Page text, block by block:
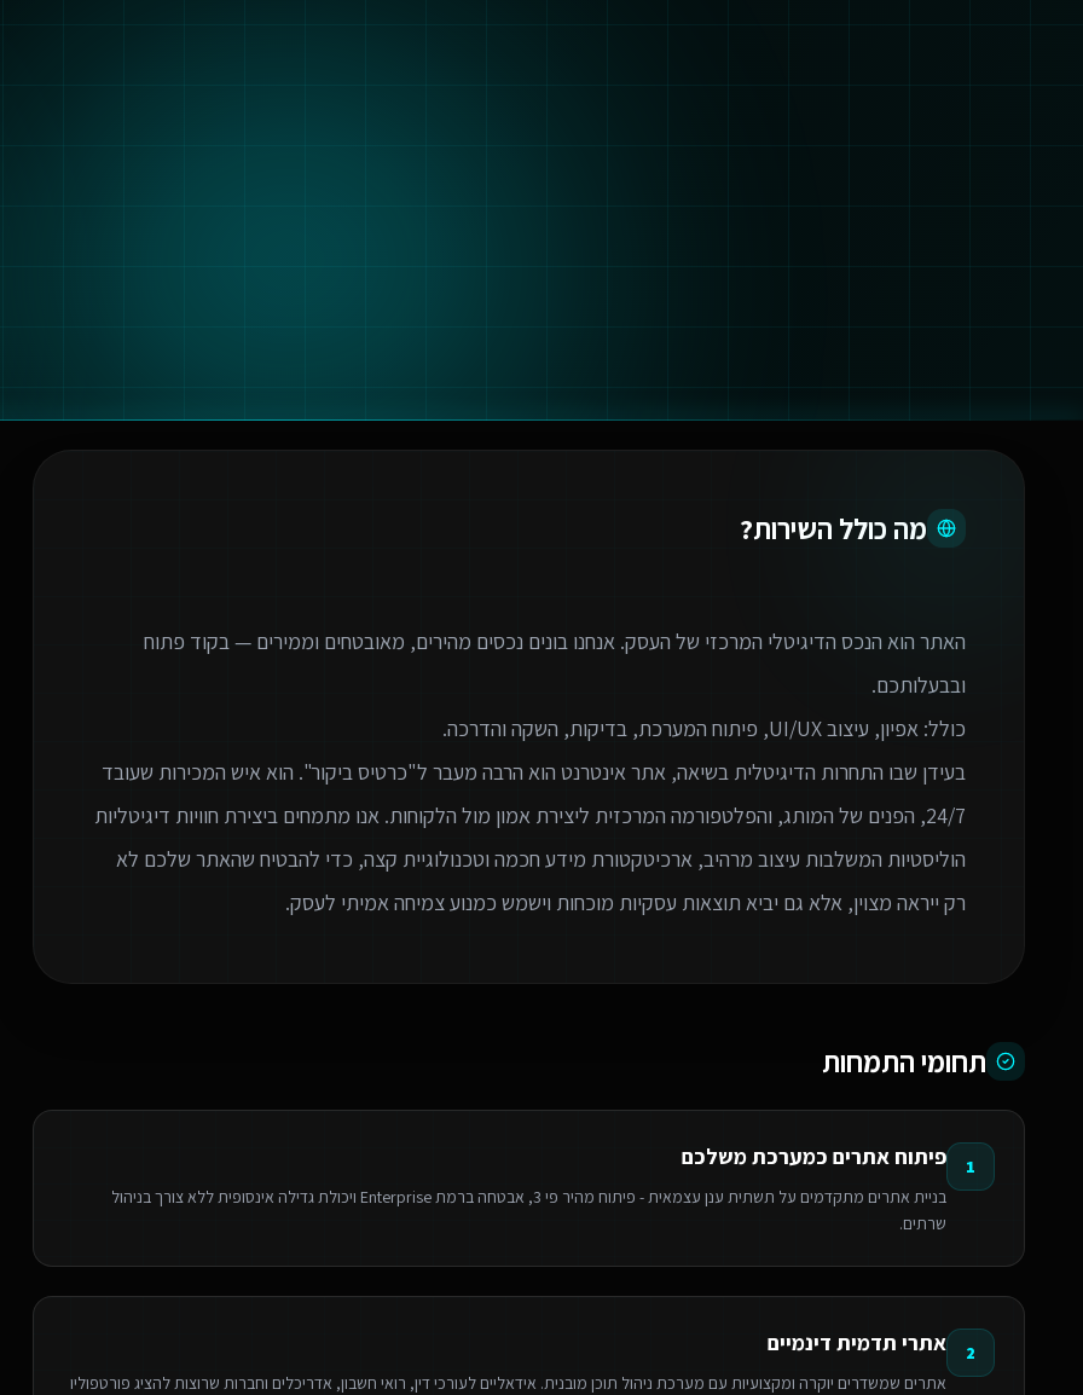
מה כולל השירות?
האתר הוא הנכס הדיגיטלי המרכזי של העסק. אנחנו בונים נכסים מהירים, מאובטחים וממירים — בקוד פתוח
בעידן שבו התחרות הדיגיטלית בשיאה, אתר אינטרנט הוא הרבה מעבר ל"כרטיס ביקור". הוא איש המכירות שעובד
24/7, הפנים של המותג, והפלטפורמה המרכזית ליצירת אמון מול הלקוחות. אנו מתמחים ביצירת חוויות דיגיטליות
הוליסטיות המשלבות עיצוב מרהיב, ארכיטקטורת מידע חכמה וטכנולוגיית קצה, כדי להבטיח שהאתר שלכם לא
רק ייראה מצוין, אלא גם יביא תוצאות עסקיות מוכחות וישמש כמנוע צמיחה אמיתי לעסק.
תחומי התמחות
1 פיתוח אתרים כמערכת משלכם
בניית אתרים מתקדמים על תשתית ענן עצמאית - פיתוח מהיר פי 3, אבטחה ברמת Enterprise ויכולת גדילה אינסופית ללא צורך בניהול
שרתים.
2 אתרי תדמית דינמיים
אתרים שמשדרים יוקרה ומקצועיות עם מערכת ניהול תוכן מובנית. אידאליים לעורכי דין, רואי חשבון, אדריכלים וחברות שרוצות להציג פורטפוליו